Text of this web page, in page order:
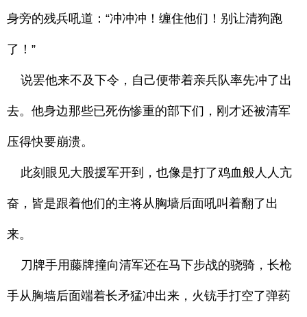
身旁的残兵吼道：“冲冲冲！缠住他们！别让清狗跑
了！”
说罢他来不及下令，自己便带着亲兵队率先冲了出
去。他身边那些已死伤惨重的部下们，刚才还被清军
压得快要崩溃。
此刻眼见大股援军开到，也像是打了鸡血般人人亢
奋，皆是跟着他们的主将从胸墙后面吼叫着翻了出
来。
刀牌手用藤牌撞向清军还在马下步战的骁骑，长枪
手从胸墙后面端着长矛猛冲出来，火铳手打空了弹药